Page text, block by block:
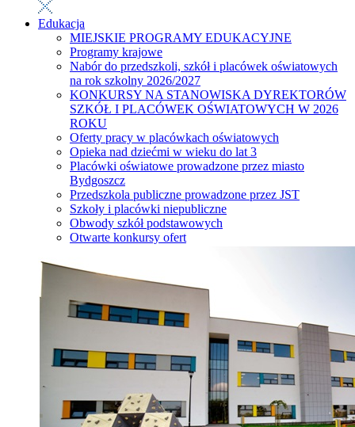
Edukacja
MIEJSKIE PROGRAMY EDUKACYJNE
Programy krajowe
Nabór do przedszkoli, szkół i placówek oświatowych
na rok szkolny 2026/2027
KONKURSY NA STANOWISKA DYREKTORÓW
SZKÓŁ I PLACÓWEK OŚWIATOWYCH W 2026
ROKU
Oferty pracy w placówkach oświatowych
Opieka nad dziećmi w wieku do lat 3
Placówki oświatowe prowadzone przez miasto
Bydgoszcz
Przedszkola publiczne prowadzone przez JST
Szkoły i placówki niepubliczne
Obwody szkół podstawowych
Otwarte konkursy ofert